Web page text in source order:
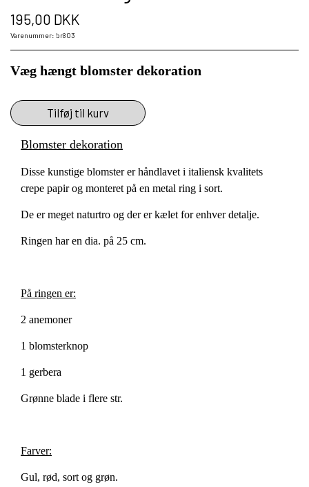
195,00 DKK
Varenummer: br803
Væg hængt blomster dekoration
Tilføj til kurv
Blomster dekoration
Disse kunstige blomster er håndlavet i italiensk kvalitets
crepe papir og monteret på en metal ring i sort.
De er meget naturtro og der er kælet for enhver detalje.
Ringen har en dia. på 25 cm.
På ringen er:
2 anemoner
1 blomsterknop
1 gerbera
Grønne blade i flere str.
Farver:
Gul, rød, sort og grøn.